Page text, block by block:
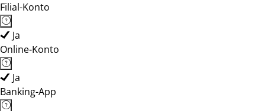
Filial-Konto
Ja
Online-Konto
Ja
Banking-App